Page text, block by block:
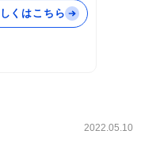
くはこちら
2022.05.10